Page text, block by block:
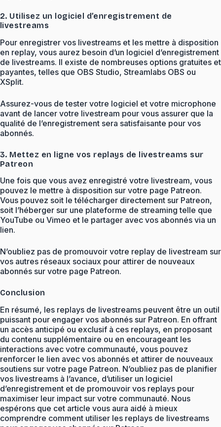
2. Utilisez un logiciel d’enregistrement de
livestreams
Pour enregistrer vos livestreams et les mettre à disposition
en replay, vous aurez besoin d’un logiciel d’enregistrement
de livestreams. Il existe de nombreuses options gratuites et
payantes, telles que OBS Studio, Streamlabs OBS ou
XSplit.
Assurez-vous de tester votre logiciel et votre microphone
avant de lancer votre livestream pour vous assurer que la
qualité de l’enregistrement sera satisfaisante pour vos
abonnés.
3. Mettez en ligne vos replays de livestreams sur
Patreon
Une fois que vous avez enregistré votre livestream, vous
pouvez le mettre à disposition sur votre page Patreon.
Vous pouvez soit le télécharger directement sur Patreon,
soit l’héberger sur une plateforme de streaming telle que
YouTube ou Vimeo et le partager avec vos abonnés via un
lien.
N’oubliez pas de promouvoir votre replay de livestream sur
vos autres réseaux sociaux pour attirer de nouveaux
abonnés sur votre page Patreon.
Conclusion
En résumé, les replays de livestreams peuvent être un outil
puissant pour engager vos abonnés sur Patreon. En offrant
un accès anticipé ou exclusif à ces replays, en proposant
du contenu supplémentaire ou en encourageant les
interactions avec votre communauté, vous pouvez
renforcer le lien avec vos abonnés et attirer de nouveaux
soutiens sur votre page Patreon. N’oubliez pas de planifier
vos livestreams à l’avance, d’utiliser un logiciel
d’enregistrement et de promouvoir vos replays pour
maximiser leur impact sur votre communauté. Nous
espérons que cet article vous aura aidé à mieux
comprendre comment utiliser les replays de livestreams